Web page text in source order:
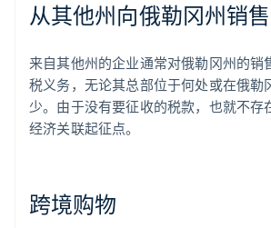
从其他州向俄勒冈州销售
来自其他州的企业通常对俄勒冈州的销
税义务，无论其总部位于何处或在俄勒
少。由于没有要征收的税款，也就不存
经济关联起征点。
跨境购物